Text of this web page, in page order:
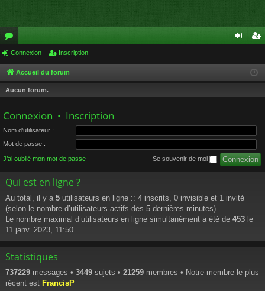
or
u
m
cri
Connexion Inscription
Accueil du forum
Aucun forum.
Connexion • Inscription
Nom d’utilisateur :
Mot de passe :
J’ai oublié mon mot de passe Se souvenir de moi
Qui est en ligne ?
Au total, il y a 5 utilisateurs en ligne :: 4 inscrits, 0 invisible et 1 invité
(selon le nombre d’utilisateurs actifs des 5 dernières minutes)
Le nombre maximal d’utilisateurs en ligne simultanément a été de 453 le
11 janv. 2023, 11:50
Statistiques
737229 messages • 3449 sujets • 21259 membres • Notre membre le plus
récent est FrancisP